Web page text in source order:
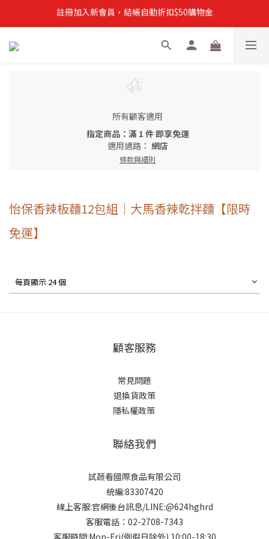
註冊加入新會員，結帳自動折扣$50購物金
註冊加入新會員，結帳自動折扣$50購物金
註冊加入新會員，結帳自動折扣$50購物金
所有顧客適用
指定商品：滿 1 件 即享免運
適用通路： 網店
條款與細則
怡保香辣板麵12包組｜大馬香辣乾拌麵【限時
免運】
每頁顯示 24 個
顧客服務
常見問題
退換貨政策
隱私權政策
聯絡我們
試蔬看國際食品有限公司
統編:83307420
線上客服:官網後台訊息/LINE:@624hghrd
客服電話：02-2708-7343
客服時間:Mon-Fri(例假日除外) 10:00-18:30